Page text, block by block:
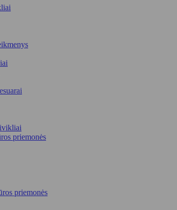
priemonės
priemonės